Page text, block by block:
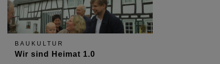
BAUKULTUR
Wir sind Heimat 1.0